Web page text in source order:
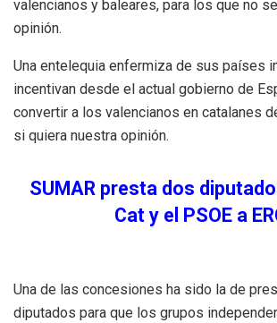
valencianos y baleares, para los que no
opinión.
Una entelequia enfermiza de sus países
incentivan desde el actual gobierno de
convertir a los valencianos en catalanes
si quiera nuestra opinión.
SUMAR presta dos
Cat y el PSOE a
Una de las concesiones ha sido la de
diputados para que los grupos